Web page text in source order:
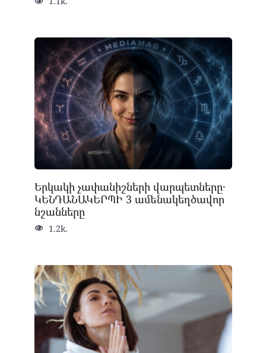
Երկակի չափանիշների վարպետները․
ԿԵՆԴԱՆԱԿԵՐՊԻ 3 ամենակեղծավոր
նշանները
1.2k.